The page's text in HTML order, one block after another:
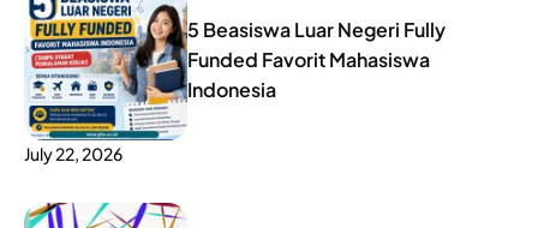
5 Beasiswa Luar Negeri Fully
Funded Favorit Mahasiswa
Indonesia
July 22, 2026